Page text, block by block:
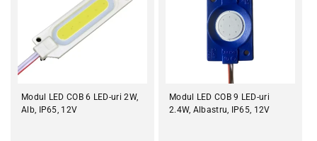
Modul LED COB 6 LED-uri 2W,
Alb, IP65, 12V
Modul LED COB 9 LED-uri
2.4W, Albastru, IP65, 12V